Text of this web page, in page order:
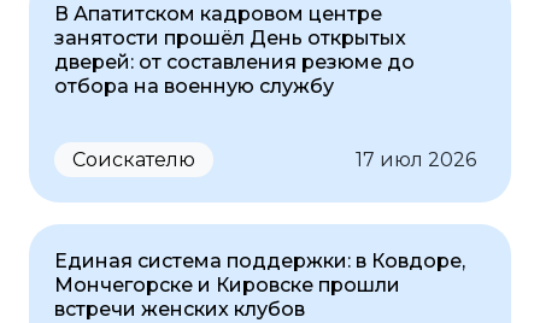
В Апатитском кадровом центре
занятости прошёл День открытых
дверей: от составления резюме до
отбора на военную службу
Соискателю 17 июл 2026
Единая система поддержки: в Ковдоре,
Мончегорске и Кировске прошли
встречи женских клубов